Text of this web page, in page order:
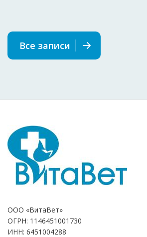
Все записи
ООО «ВитаВет»
ОГРН: 1146451001730
ИНН: 6451004288